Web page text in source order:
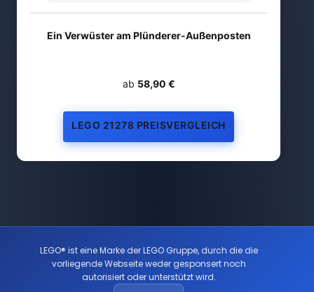
Ein Verwüster am Plünderer-Außenposten
ab 58,90 €
LEGO 21278 PREISVERGLEICH
LEGO® ist eine Marke der LEGO Gruppe, durch die die
vorliegende Webseite weder gesponsert noch
autorisiert oder unterstützt wird.